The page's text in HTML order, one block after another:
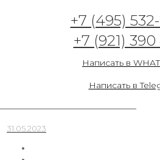
+7 (495)
+7 (921) 390
Написать в
Написать в
Фотообои и фрески —
31.05.2023